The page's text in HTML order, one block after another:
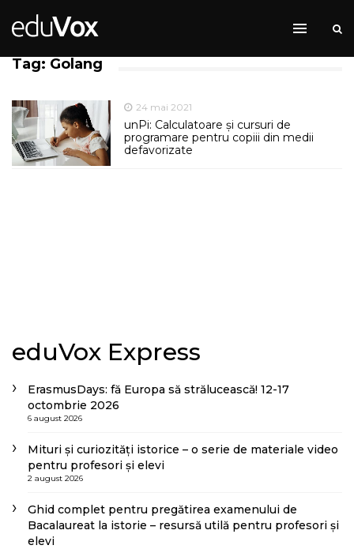
Tag: Golang
24 mai 2021
unPi: Calculatoare și cursuri de
programare pentru copiii din medii
defavorizate
eduVox Express
ErasmusDays: fă Europa să strălucească! 12-17
octombrie 2026
6 august 2026
Mituri și curiozități istorice – o serie de materiale video
pentru profesori și elevi
2 august 2026
Ghid complet pentru pregătirea examenului de
Bacalaureat la istorie – resursă utilă pentru profesori și
elevi